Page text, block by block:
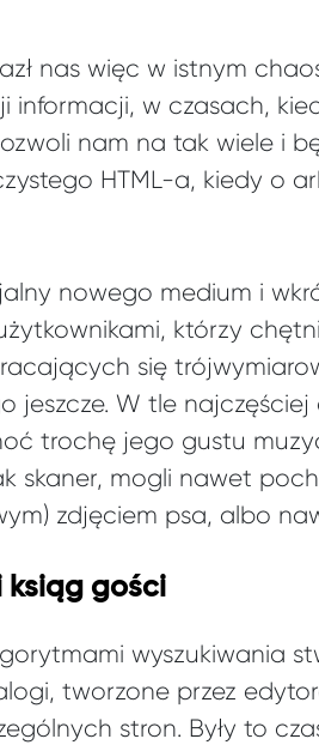
nas więc w istnym
w czasach,
nam na tak wiele i
HTML-a, kiedy o
nowego medium i
którzy
się
jeszcze. W tle najczęściej
trochę jego gustu
skaner, mogli nawet
zdjęciem psa, albo
ksiąg gości
wyszukiwania
tworzone przez
stron. Były to